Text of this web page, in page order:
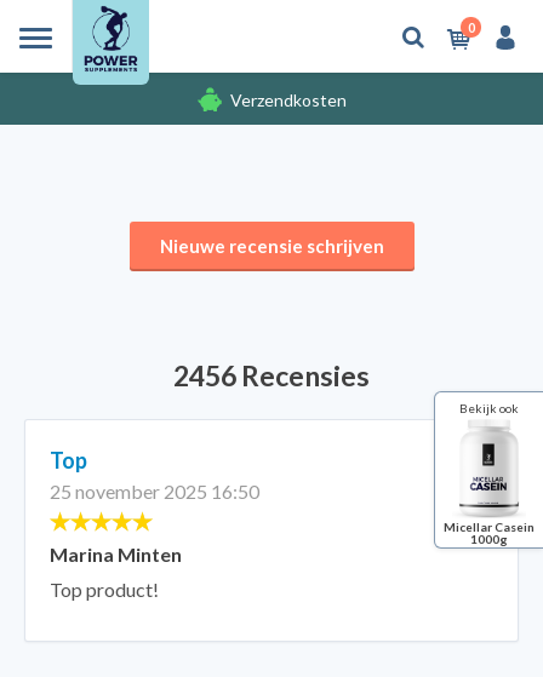
0
Verzendkosten
Nieuwe recensie schrijven
2456 Recensies
Top
25 november 2025 16:50
Marina Minten
Top product!
Bekijk ook
Micellar Casein
1000g